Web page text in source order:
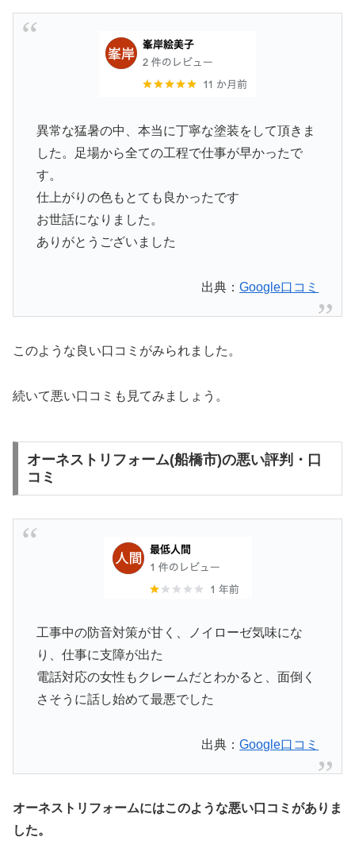
異常な猛暑の中、本当に丁寧な塗装をして頂きま
した。足場から全ての工程で仕事が早かったで
す。
仕上がりの色もとても良かったです
お世話になりました。
ありがとうございました
出典：Google口コミ
このような良い口コミがみられました。
続いて悪い口コミも見てみましょう。
オーネストリフォーム(船橋市)の悪い評判・口
コミ
工事中の防音対策が甘く、ノイローゼ気味にな
り、仕事に支障が出た
電話対応の女性もクレームだとわかると、面倒く
さそうに話し始めて最悪でした
出典：Google口コミ
オーネストリフォームにはこのような悪い口コミがありま
した。